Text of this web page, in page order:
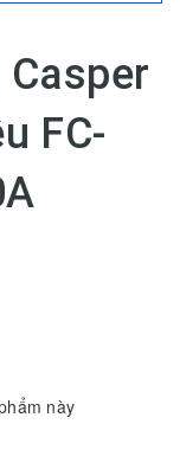
FC-
này